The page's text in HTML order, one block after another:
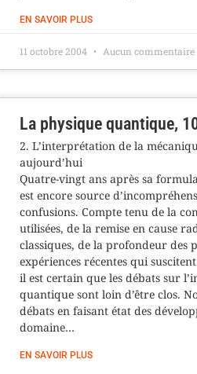
EN SAVOIR PLUS
11 octobre 2004 Aucun commentaire
La physique quantique,
2. L’interprétation de la
aujourd’hui
Quatre-vingt ans après sa
est encore source
confusions. Compte tenu de la
utilisées, de la remise en cause
classiques, de la profondeur des
expériences récentes qui
il est certain que les débats sur
quantique sont loin d’être clos.
débats en faisant état des
domaine…
EN SAVOIR PLUS